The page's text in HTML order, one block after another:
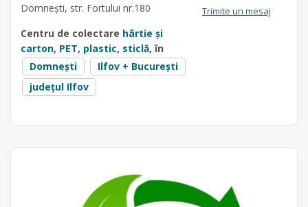
Domnești, str. Fortului nr.180
Centru de colectare hârtie și
carton, PET, plastic, sticlă, în
Domnești
Ilfov + București
județul Ilfov
Trimite un mesaj